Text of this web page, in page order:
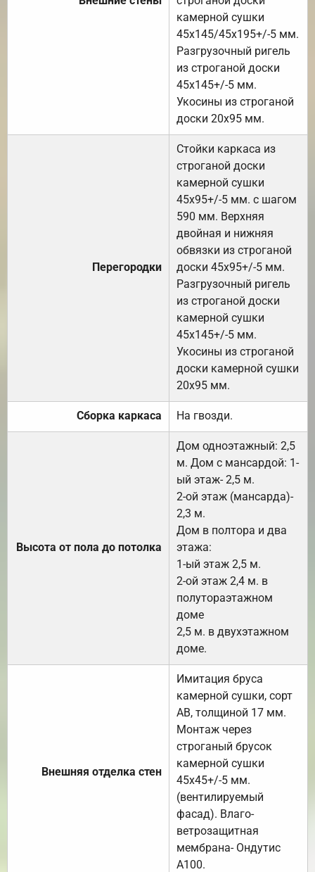
камерной сушки
45х145/45х195+/-5 мм.
Разгрузочный ригель
из строганой доски
45х145+/-5 мм.
Укосины из строганой
доски 20х95 мм.
Перегородки
Стойки каркаса из
строганой доски
камерной сушки
45х95+/-5 мм. с шагом
590 мм. Верхняя
двойная и нижняя
обвязки из строганой
доски 45х95+/-5 мм.
Разгрузочный ригель
из строганой доски
камерной сушки
45х145+/-5 мм.
Укосины из строганой
доски камерной сушки
20х95 мм.
Сборка каркаса На гвозди.
Высота от пола до потолка
Дом одноэтажный: 2,5
м. Дом с мансардой: 1-
ый этаж- 2,5 м.
2-ой этаж (мансарда)-
2,3 м.
Дом в полтора и два
этажа:
1-ый этаж 2,5 м.
2-ой этаж 2,4 м. в
полутораэтажном
доме
2,5 м. в двухэтажном
доме.
Внешняя отделка стен
Имитация бруса
камерной сушки, сорт
АВ, толщиной 17 мм.
Монтаж через
строганый брусок
камерной сушки
45х45+/-5 мм.
(вентилируемый
фасад). Влаго-
ветрозащитная
мембрана- Ондутис
А100.